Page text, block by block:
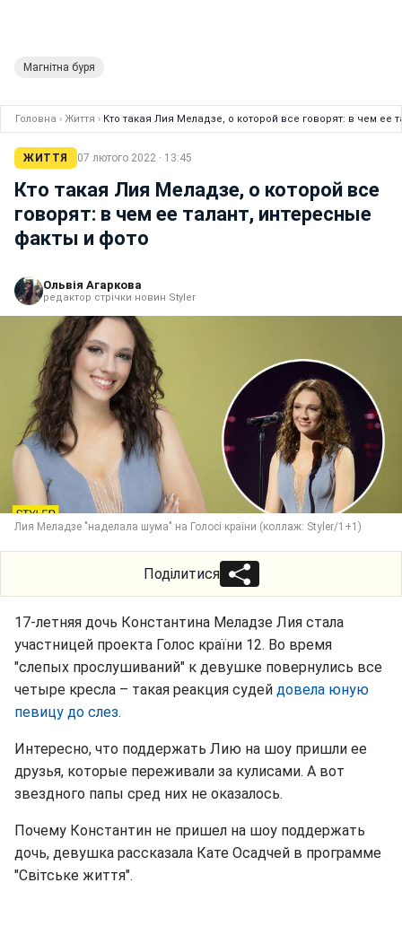
Магнітна буря
Головна › Життя › Кто такая Лия Меладзе, о которой все говорят: в чем ее
ЖИТТЯ 07 лютого 2022 · 13:45
Кто такая Лия Меладзе, о которой все
говорят: в чем ее талант, интересные
факты и фото
Ольвія Агаркова
редактор стрічки новин Styler
Лия Меладзе "наделала шума" на Голосі країни (коллаж: Styler/1+1)
Поділитися
17-летняя дочь Константина Меладзе Лия стала
участницей проекта Голос країни 12. Во время
"слепых прослушиваний" к девушке повернулись все
четыре кресла – такая реакция судей довела юную
певицу до слез.
Интересно, что поддержать Лию на шоу пришли ее
друзья, которые переживали за кулисами. А вот
звездного папы сред них не оказалось.
Почему Константин не пришел на шоу поддержать
дочь, девушка рассказала Кате Осадчей в программе
"Світське життя".